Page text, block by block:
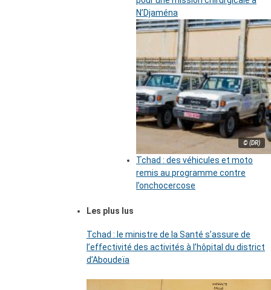
N’Djaména
© (DR)
Tchad : des véhicules et moto
remis au programme contre
l’onchocercose
Les plus lus
Tchad : le ministre de la Santé s’assure de
l’effectivité des activités à l’hôpital du district
d’Aboudeïa